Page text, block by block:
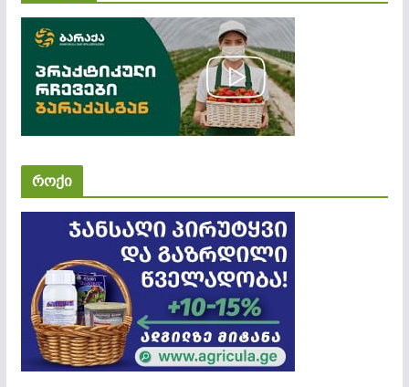
როქი